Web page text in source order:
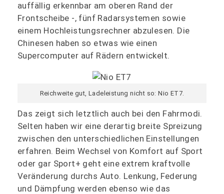
auffällig erkennbar am oberen Rand der
Frontscheibe -, fünf Radarsystemen sowie
einem Hochleistungsrechner abzulesen. Die
Chinesen haben so etwas wie einen
Supercomputer auf Rädern entwickelt.
Reichweite gut, Ladeleistung nicht so: Nio ET7.
Das zeigt sich letztlich auch bei den Fahrmodi.
Selten haben wir eine derartig breite Spreizung
zwischen den unterschiedlichen Einstellungen
erfahren. Beim Wechsel von Komfort auf Sport
oder gar Sport+ geht eine extrem kraftvolle
Veränderung durchs Auto. Lenkung, Federung
und Dämpfung werden ebenso wie das